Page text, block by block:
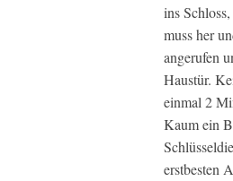
ins
muss her
angerufen
Haustür.
einmal 2
Kaum ein
erstbesten